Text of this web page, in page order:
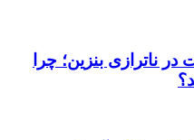
ناترازی بنزین؛ چرا